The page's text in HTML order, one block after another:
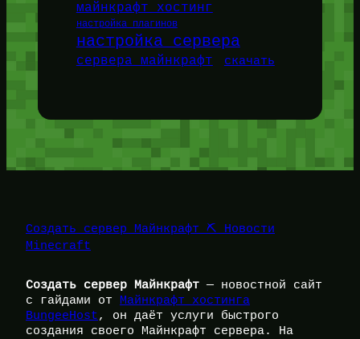
майнкрафт хостинг
настройка плагинов
настройка сервера
сервера майнкрафт скачать
Создать сервер Майнкрафт ⛏️ Новости
Minecraft
Создать сервер Майнкрафт — новостной сайт
с гайдами от Майнкрафт хостинга
BungeeHost, он даёт услуги быстрого
создания своего Майнкрафт сервера. На